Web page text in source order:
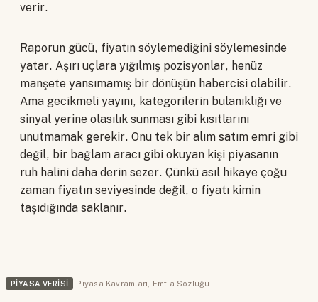
verir.
Raporun gücü, fiyatın söylemediğini söylemesinde
yatar. Aşırı uçlara yığılmış pozisyonlar, henüz
manşete yansımamış bir dönüşün habercisi olabilir.
Ama gecikmeli yayını, kategorilerin bulanıklığı ve
sinyal yerine olasılık sunması gibi kısıtlarını
unutmamak gerekir. Onu tek bir alım satım emri gibi
değil, bir bağlam aracı gibi okuyan kişi piyasanın
ruh halini daha derin sezer. Çünkü asıl hikaye çoğu
zaman fiyatın seviyesinde değil, o fiyatı kimin
taşıdığında saklanır.
PIYASA VERISI Piyasa Kavramları, Emtia Sözlüğü